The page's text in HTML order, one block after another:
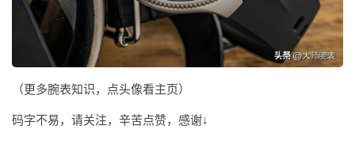
（更多腕表知识，点头像看主页）
码字不易，请关注，辛苦点赞，感谢↓